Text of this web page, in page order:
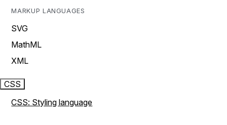
MARKUP LANGUAGES
SVG
MathML
XML
CSS
CSS: Styling language